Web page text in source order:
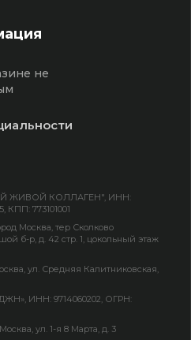
не
ЖИВОЙ КОЛЛАГЕН", ИНН:
КПП: 773101001
Москва, тер Сколково
б-р, д. 42 стр. 1, цокольный этаж
ул. Средняя Калитниковская,
ИНН: 9714060202, ОГРН:
ул. 1-я 8 Марта, д. 3